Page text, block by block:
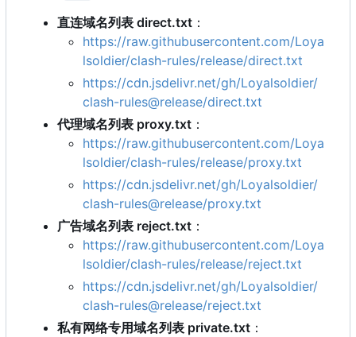
直连域名列表 direct.txt ：
https://raw.githubusercontent.com/Loya
lsoldier/clash-rules/release/direct.txt
https://cdn.jsdelivr.net/gh/Loyalsoldier/
clash-rules@release/direct.txt
代理域名列表 proxy.txt ：
https://raw.githubusercontent.com/Loya
lsoldier/clash-rules/release/proxy.txt
https://cdn.jsdelivr.net/gh/Loyalsoldier/
clash-rules@release/proxy.txt
广告域名列表 reject.txt ：
https://raw.githubusercontent.com/Loya
lsoldier/clash-rules/release/reject.txt
https://cdn.jsdelivr.net/gh/Loyalsoldier/
clash-rules@release/reject.txt
私有网络专用域名列表 private.txt ：